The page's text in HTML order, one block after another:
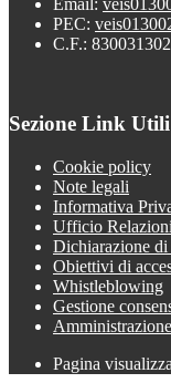
PEC:
C.F.:
Sezione Link Utili
Cookie policy
Note legali
Informativa
Ufficio
Dichiarazione di
Obiettivi di
Whistleblowing
Gestione
Pagina